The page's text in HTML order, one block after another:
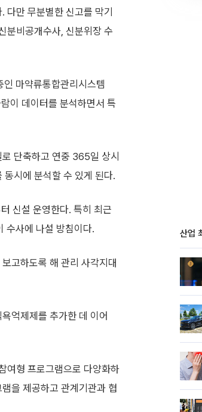
다만 무분별한 신고를 막기
분비공개수사, 신분위장 수
마약류통합관리시스템
이 데이터를 분석하면서 특
단축하고 연중 365일 상시
시에 분석할 수 있게 된다.
신설 운영한다. 특히 최근
수사에 나설 방침이다.
고하도록 해 관리 사각지대
억제제를 추가한 데 이어
여형 프로그램으로 다양화하
을 제공하고 관계기관과 협
산업